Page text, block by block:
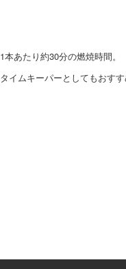
1本あたり約30分の燃焼時間。
タイムキーパーとしてもおすす